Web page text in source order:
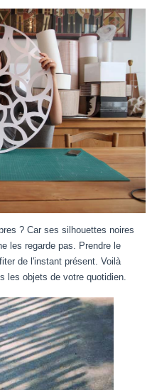
? Car ses silhouettes noires
les regarde pas. Prendre le
de l'instant présent. Voilà
les objets de votre quotidien.